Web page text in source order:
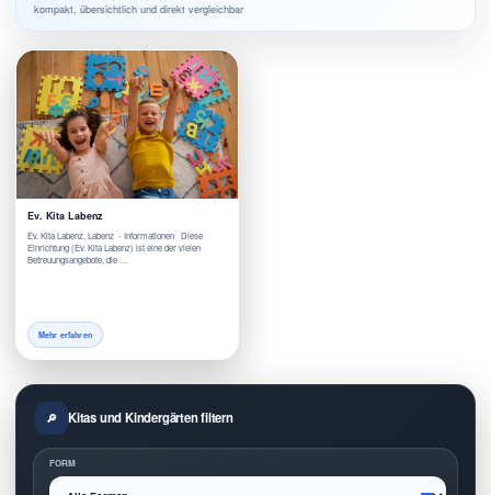
kompakt, übersichtlich und direkt vergleichbar
Ev. Kita Labenz
Ev. Kita Labenz, Labenz - Informationen Diese
Einrichtung (Ev. Kita Labenz) ist eine der vielen
Betreuungsangebote, die …
Mehr erfahren
Kitas und Kindergärten filtern
FORM